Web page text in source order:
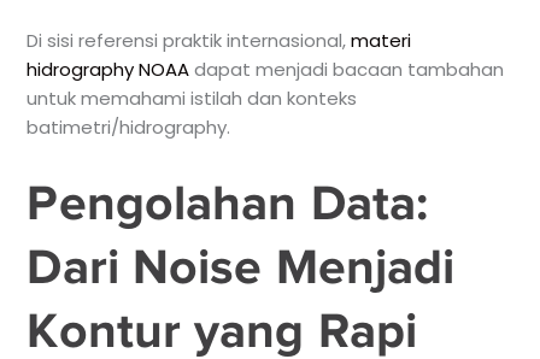
Di sisi referensi praktik internasional,materi
hidrography NOAAdapat menjadi bacaan tambahan
untuk memahami istilah dan konteks
batimetri/hidrography.
Pengolahan Data:
Dari Noise Menjadi
Kontur yang Rapi